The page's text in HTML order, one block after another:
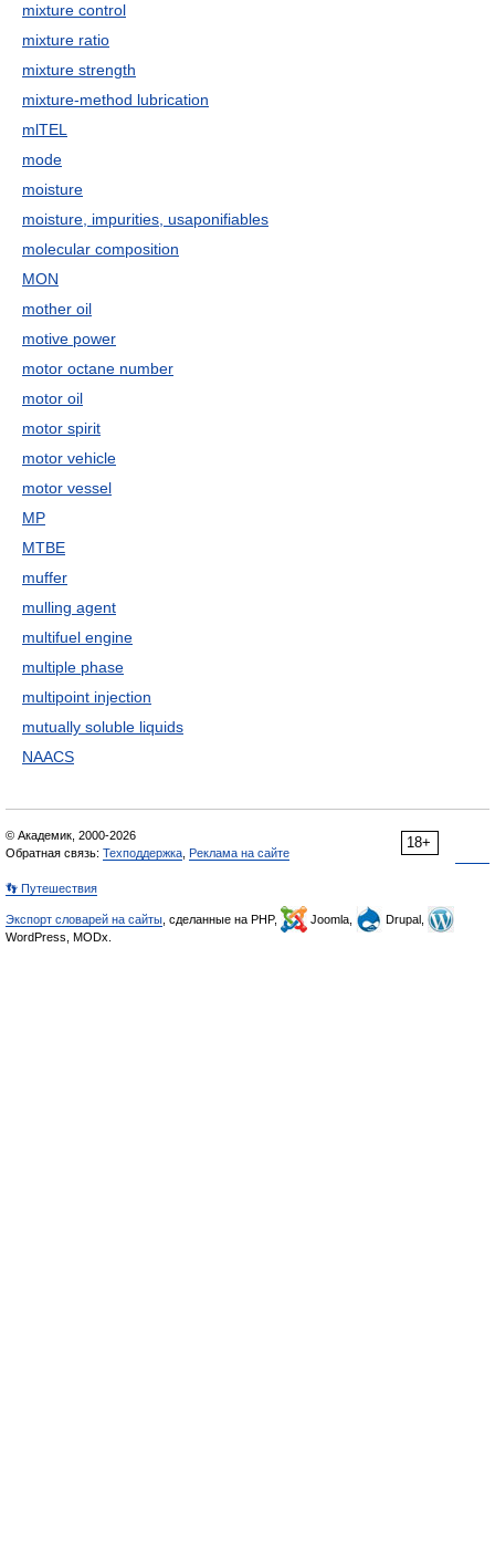
mixture control
mixture ratio
mixture strength
mixture-method lubrication
mlTEL
mode
moisture
moisture, impurities, usaponifiables
molecular composition
MON
mother oil
motive power
motor octane number
motor oil
motor spirit
motor vehicle
motor vessel
MP
MTBE
muffer
mulling agent
multifuel engine
multiple phase
multipoint injection
mutually soluble liquids
NAACS
18+
© Академик, 2000-2026
Обратная связь: Техподдержка Реклама на сайте
👣 Путешествия
Экспорт словарей на сайты , сделанные на PHP, Joomla,
Drupal,
WordPress, MODx.